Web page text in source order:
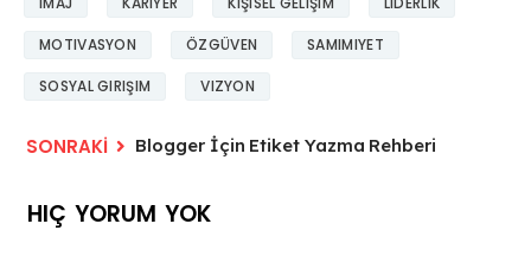
MOTIVASYON ÖZGÜVEN SAMIMIYET
SOSYAL GIRIŞIM VIZYON
Blogger İçin Etiket Yazma Rehberi
HIÇ YORUM YOK